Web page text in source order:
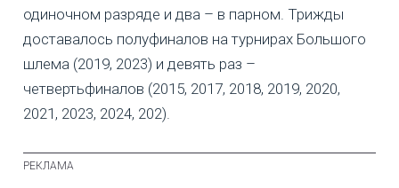
одиночном разряде и два – в парном. Трижды
доставалось полуфиналов на турнирах Большого
шлема (2019, 2023) и девять раз –
четвертьфиналов (2015, 2017, 2018, 2019, 2020,
2021, 2023, 2024, 202).